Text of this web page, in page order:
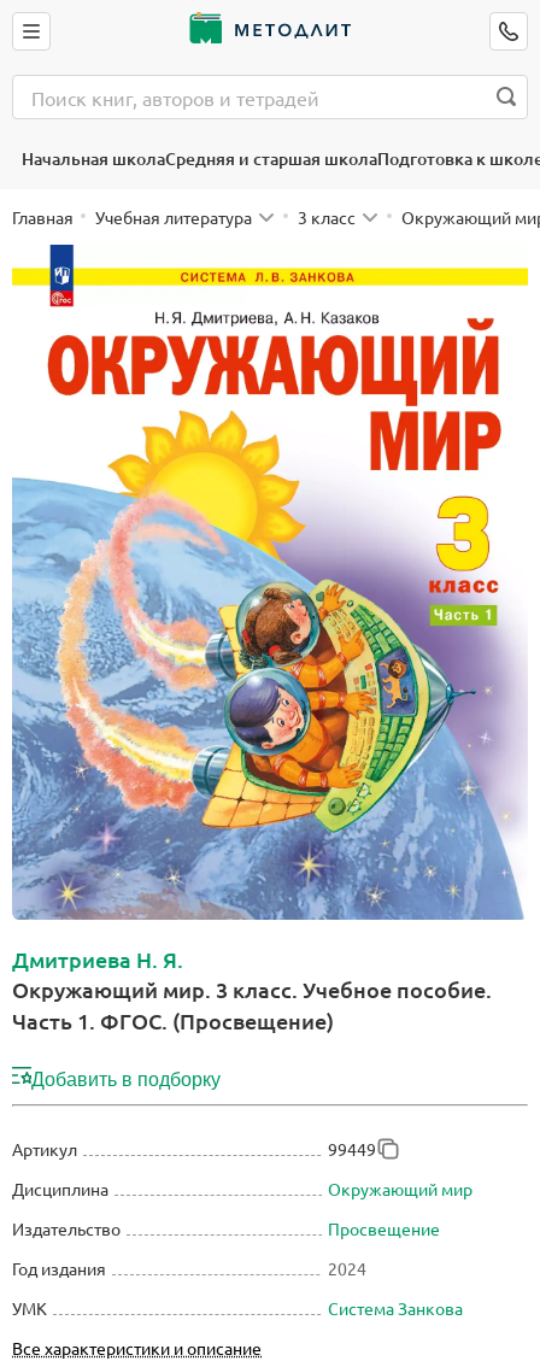
Начальная школаСредняя и старшая школаПодготовка к
Главная Учебная литература 3 класс Окружающий
Дмитриева Н. Я.
Окружающий мир. 3 класс. Учебное пособие.
Часть 1. ФГОС. (Просвещение)
Добавить в подборку
Артикул
99449
Дисциплина
Окружающий мир
Издательство
Просвещение
Год издания
2024
УМК
Система Занкова
Все характеристики и описание